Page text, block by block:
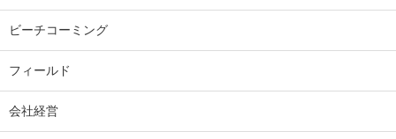
ビーチコーミング
フィールド
会社経営